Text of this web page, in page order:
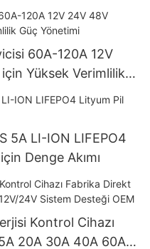
60A-120A 12V
Yüksek Verimlilik
5A LI-ION LIFEPO4
Denge Akımı
Kontrol Cihazı
20A 30A 40A 60A